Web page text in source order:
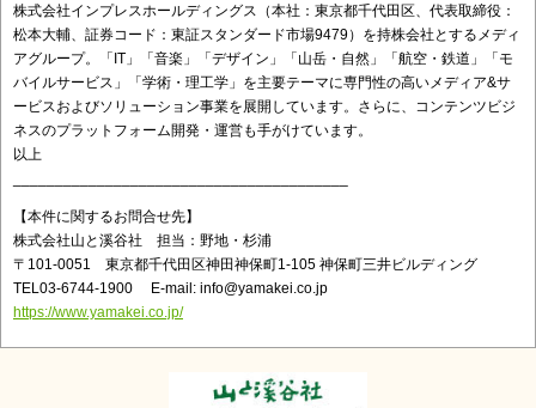
株式会社インプレスホールディングス（本社：東京都千代田区、代表取締役：
松本大輔、証券コード：東証スタンダード市場9479）を持株会社とするメディ
アグループ。「IT」「音楽」「デザイン」「山岳・自然」「航空・鉄道」「モ
バイルサービス」「学術・理工学」を主要テーマに専門性の高いメディア&サ
ービスおよびソリューション事業を展開しています。さらに、コンテンツビジ
ネスのプラットフォーム開発・運営も手がけています。
以上
【本件に関するお問合せ先】
株式会社山と溪谷社 担当：野地・杉浦
〒101-0051 東京都千代田区神田神保町1-105 神保町三井ビルディング
TEL03-6744-1900 E-mail: info@yamakei.co.jp
https://www.yamakei.co.jp/